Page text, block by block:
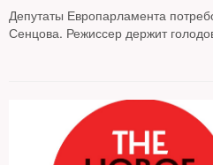
Депутаты Европарламента
Сенцова. Режиссер держит